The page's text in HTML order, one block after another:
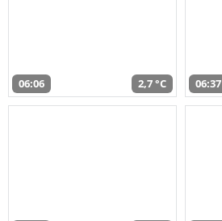
06:06 2,7 °C 06:37